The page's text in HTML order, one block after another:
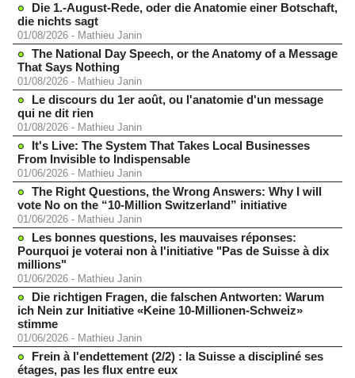
Die 1.-August-Rede, oder die Anatomie einer Botschaft,
die nichts sagt
01/08/2026 - Mathieu Janin
The National Day Speech, or the Anatomy of a Message
That Says Nothing
01/08/2026 - Mathieu Janin
Le discours du 1er août, ou l'anatomie d'un message
qui ne dit rien
01/08/2026 - Mathieu Janin
It's Live: The System That Takes Local Businesses
From Invisible to Indispensable
01/06/2026 - Mathieu Janin
The Right Questions, the Wrong Answers: Why I will
vote No on the “10-Million Switzerland” initiative
01/06/2026 - Mathieu Janin
Les bonnes questions, les mauvaises réponses:
Pourquoi je voterai non à l'initiative "Pas de Suisse à dix
millions"
01/06/2026 - Mathieu Janin
Die richtigen Fragen, die falschen Antworten: Warum
ich Nein zur Initiative «Keine 10-Millionen-Schweiz»
stimme
01/06/2026 - Mathieu Janin
Frein à l'endettement (2/2) : la Suisse a discipliné ses
étages, pas les flux entre eux